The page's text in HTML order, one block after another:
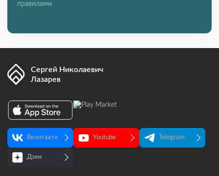
правилами
Сергей Николаевич
Лазарев
Вконтакте Youtube Telegram
Дзен